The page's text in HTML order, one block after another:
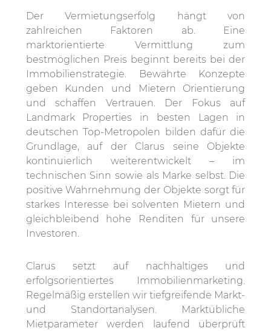
Der Vermietungserfolg hängt von
zahlreichen Faktoren ab. Eine
marktorientierte Vermittlung zum
bestmöglichen Preis beginnt bereits bei der
Immobilienstrategie. Bewährte Konzepte
geben Kunden und Mietern Orientierung
und schaffen Vertrauen. Der Fokus auf
Landmark Properties in besten Lagen in
deutschen Top-Metropolen bilden dafür die
Grundlage, auf der Clarus seine Objekte
kontinuierlich weiterentwickelt – im
technischen Sinn sowie als Marke selbst. Die
positive Wahrnehmung der Objekte sorgt für
starkes Interesse bei solventen Mietern und
gleichbleibend hohe Renditen für unsere
Investoren.
Clarus setzt auf nachhaltiges und
erfolgsorientiertes Immobilienmarketing.
Regelmäßig erstellen wir tiefgreifende Markt-
und Standortanalysen. Marktübliche
Mietparameter werden laufend überprüft